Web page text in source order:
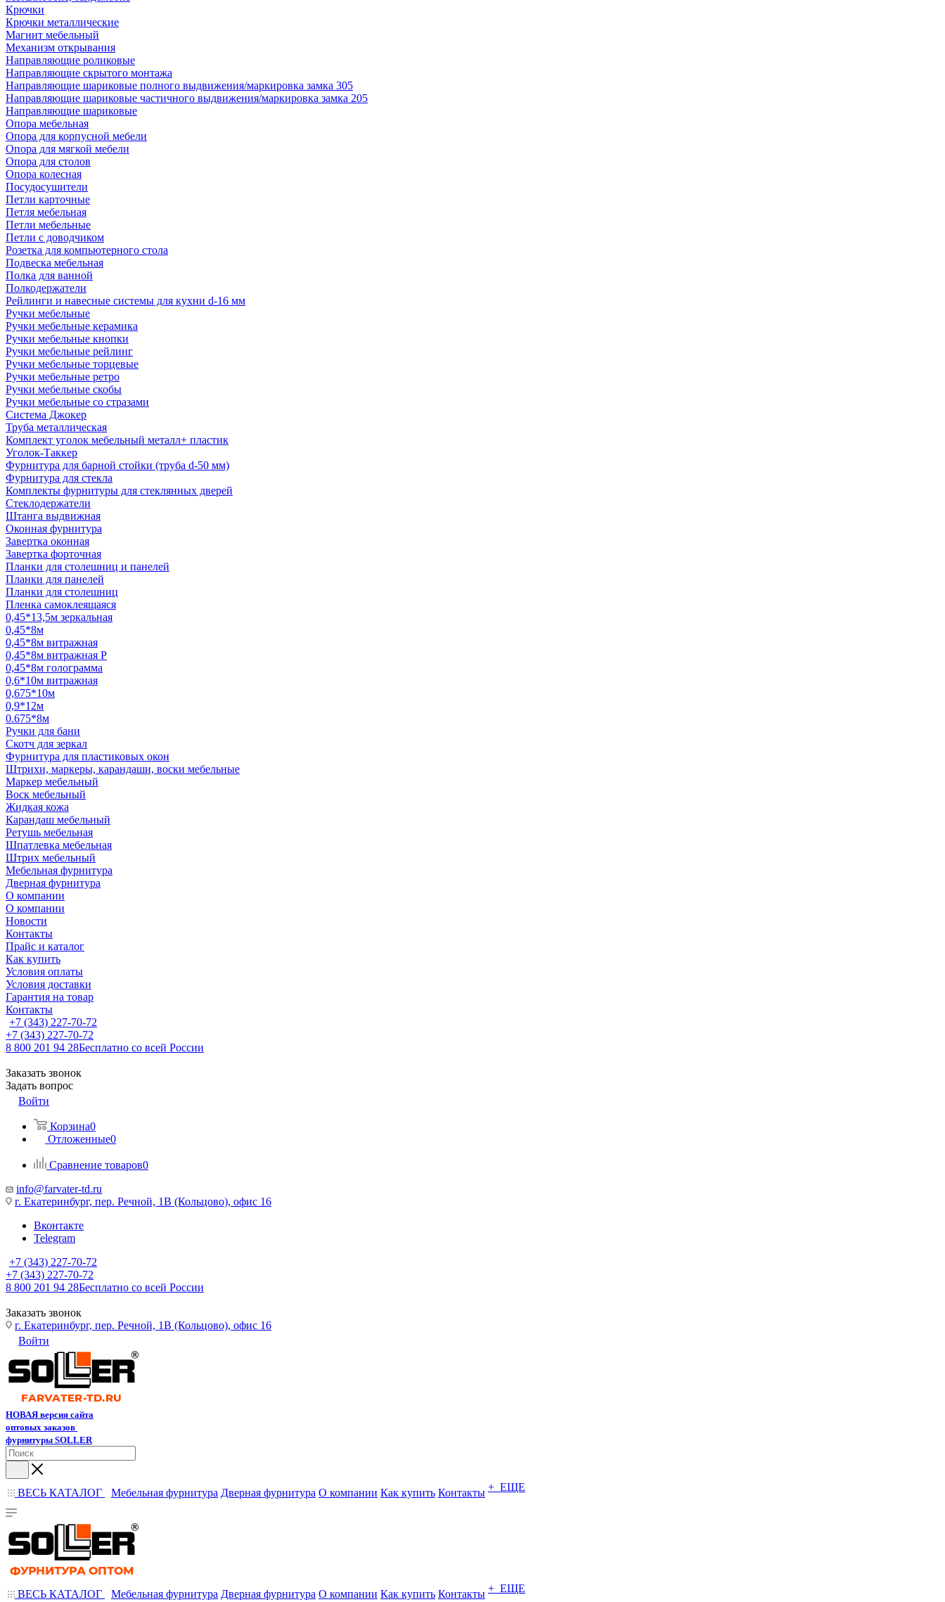
Крючки
Крючки металлические
Магнит мебельный
Механизм открывания
Направляющие роликовые
Направляющие скрытого монтажа
Направляющие шариковые полного выдвижения/маркировка замка 305
Направляющие шариковые частичного выдвижения/маркировка замка 205
Направляющие шариковые
Опора мебельная
Опора для корпусной мебели
Опора для мягкой мебели
Опора для столов
Опора колесная
Посудосушители
Петли карточные
Петля мебельная
Петли мебельные
Петли с доводчиком
Розетка для компьютерного стола
Подвеска мебельная
Полка для ванной
Полкодержатели
Рейлинги и навесные системы для кухни d-16 мм
Ручки мебельные
Ручки мебельные керамика
Ручки мебельные кнопки
Ручки мебельные рейлинг
Ручки мебельные торцевые
Ручки мебельные ретро
Ручки мебельные скобы
Ручки мебельные со стразами
Система Джокер
Труба металлическая
Комплект уголок мебельный металл+ пластик
Уголок-Таккер
Фурнитура для барной стойки (труба d-50 мм)
Фурнитура для стекла
Комплекты фурнитуры для стеклянных дверей
Стеклодержатели
Штанга выдвижная
Оконная фурнитура
Завертка оконная
Завертка форточная
Планки для столешниц и панелей
Планки для панелей
Планки для столешниц
Пленка самоклеящаяся
0,45*13,5м зеркальная
0,45*8м
0,45*8м витражная
0,45*8м витражная Р
0,45*8м голограмма
0,6*10м витражная
0,675*10м
0,9*12м
0.675*8м
Ручки для бани
Скотч для зеркал
Фурнитура для пластиковых окон
Штрихи, маркеры, карандаши, воски мебельные
Маркер мебельный
Воск мебельный
Жидкая кожа
Карандаш мебельный
Ретушь мебельная
Шпатлевка мебельная
Штрих мебельный
Мебельная фурнитура
Дверная фурнитура
О компании
О компании
Новости
Контакты
Прайс и каталог
Как купить
Условия оплаты
Условия доставки
Гарантия на товар
Контакты
+7 (343) 227-70-72
+7 (343) 227-70-72
8 800 201 94 28Бесплатно со всей России
Заказать звонок
Задать вопрос
Войти
Корзина0
Отложенные0
Сравнение товаров0
info@farvater-td.ru
г. Екатеринбург, пер. Речной, 1В (Кольцово), офис 16
Вконтакте
Telegram
+7 (343) 227-70-72
+7 (343) 227-70-72
8 800 201 94 28Бесплатно со всей России
Заказать звонок
г. Екатеринбург, пер. Речной, 1В (Кольцово), офис 16
Войти
НОВАЯ версия сайта
оптовых заказов
фурнитуры SOLLER
ВЕСЬ КАТАЛОГ Мебельная фурнитура Дверная фурнитура О компании Как купить Контакты + ЕЩЕ
ВЕСЬ КАТАЛОГ Мебельная фурнитура Дверная фурнитура О компании Как купить Контакты + ЕЩЕ